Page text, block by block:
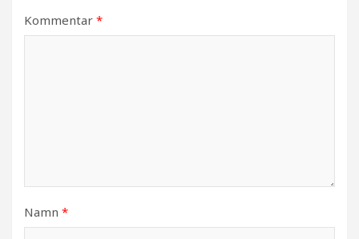
Kommentar *
Namn *